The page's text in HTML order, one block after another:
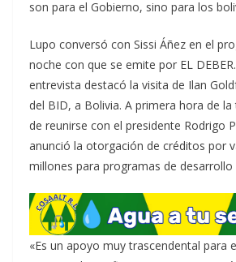
son para el Gobierno, sino para los
Lupo conversó con Sissi Áñez en el
noche con que se emite por EL
entrevista destacó la visita de Ilan
del BID, a Bolivia. A primera hora de la
de reunirse con el presidente Rodrigo
anunció la otorgación de créditos por
millones para programas de desarrollo
«Es un apoyo muy trascendental para